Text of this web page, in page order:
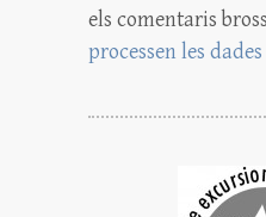
els comentaris
processen les